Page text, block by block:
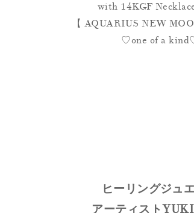
with 14KGF
【 AQUARIUS NEW
♡one of a
ヒーリングジュ
アーティスト